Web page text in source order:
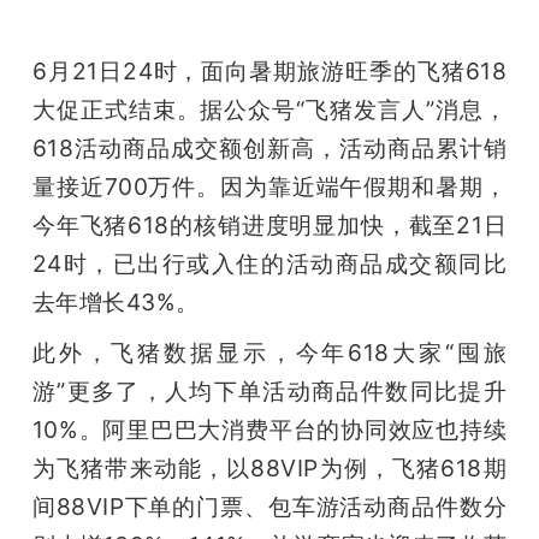
6月21日24时，面向暑期旅游旺季的飞猪618
大促正式结束。据公众号“飞猪发言人”消息，
618活动商品成交额创新高，活动商品累计销
量接近700万件。因为靠近端午假期和暑期，
今年飞猪618的核销进度明显加快，截至21日
24时，已出行或入住的活动商品成交额同比
去年增长43%。
此外，飞猪数据显示，今年618大家“囤旅
游”更多了，人均下单活动商品件数同比提升
10%。阿里巴巴大消费平台的协同效应也持续
为飞猪带来动能，以88VIP为例，飞猪618期
间88VIP下单的门票、包车游活动商品件数分